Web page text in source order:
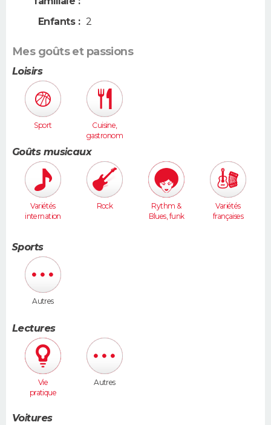
Enfants : 2
Mes goûts et passions
Loisirs
Sport
Cuisine,
gastronom
Goûts musicaux
Variétés
internation
Rock
Rythm &
Blues, funk
Variétés
françaises
Sports
Autres
Lectures
Vie
pratique
Autres
Voitures